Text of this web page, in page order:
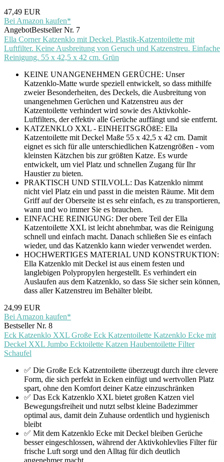
47,49 EUR
Bei Amazon kaufen*
AngebotBestseller Nr. 7
Ella Corner Katzenklo mit Deckel. Plastik-Katzentoilette mit
Luftfilter. Keine Ausbreitung von Geruch und Katzenstreu. Einfache
Reinigung. 55 x 42,5 x 42 cm. Grün
KEINE UNANGENEHMEN GERÜCHE: Unser
Katzenklo-Matte wurde speziell entwickelt, so dass mithilfe
zweier Besonderheiten, des Deckels, die Ausbreitung von
unangenehmen Gerüchen und Katzenstreu aus der
Katzentoilette verhindert wird sowie des Aktivkohle-
Luftfilters, der effektiv alle Gerüche auffängt und sie entfernt.
KATZENKLO XXL - EINHEITSGRÖßE: Ella
Katzentoilette mit Deckel Maße 55 x 42,5 x 42 cm. Damit
eignet es sich für alle unterschiedlichen Katzengrößen - vom
kleinsten Kätzchen bis zur größten Katze. Es wurde
entwickelt, um viel Platz und schnellen Zugang für Ihr
Haustier zu bieten.
PRAKTISCH UND STILVOLL: Das Katzenklo nimmt
nicht viel Platz ein und passt in die meisten Räume. Mit dem
Griff auf der Oberseite ist es sehr einfach, es zu transportieren,
wann und wo immer Sie es brauchen.
EINFACHE REINIGUNG: Der obere Teil der Ella
Katzentoilette XXL ist leicht abnehmbar, was die Reinigung
schnell und einfach macht. Danach schließen Sie es einfach
wieder, und das Katzenklo kann wieder verwendet werden.
HOCHWERTIGES MATERIAL UND KONSTRUKTION:
Ella Katzenklo mit Deckel ist aus einem festen und
langlebigen Polypropylen hergestellt. Es verhindert ein
Auslaufen aus dem Katzenklo, so dass Sie sicher sein können,
dass aller Katzenstreu im Behälter bleibt.
24,99 EUR
Bei Amazon kaufen*
Bestseller Nr. 8
Eck Katzenklo XXL Große Eck Katzentoilette Katzenklo Ecke mit
Deckel XXL Jumbo Ecktoilette Katzen Haubentoilette Filter
Schaufel
✅ Die Große Eck Katzentoilette überzeugt durch ihre clevere
Form, die sich perfekt in Ecken einfügt und wertvollen Platz
spart, ohne den Komfort deiner Katze einzuschränken
✅ Das Eck Katzenklo XXL bietet großen Katzen viel
Bewegungsfreiheit und nutzt selbst kleine Badezimmer
optimal aus, damit dein Zuhause ordentlich und hygienisch
bleibt
✅ Mit dem Katzenklo Ecke mit Deckel bleiben Gerüche
besser eingeschlossen, während der Aktivkohlevlies Filter für
frische Luft sorgt und den Alltag für dich deutlich
angenehmer macht